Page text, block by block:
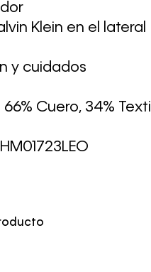
Klein en el lateral
y cuidados
Cuero, 34% Textil